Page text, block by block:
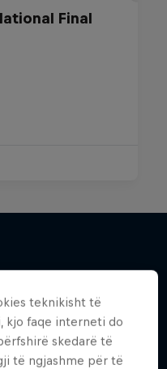
Final
teknikisht të
kjo faqe interneti do
skedarë të
të ngjashme për të